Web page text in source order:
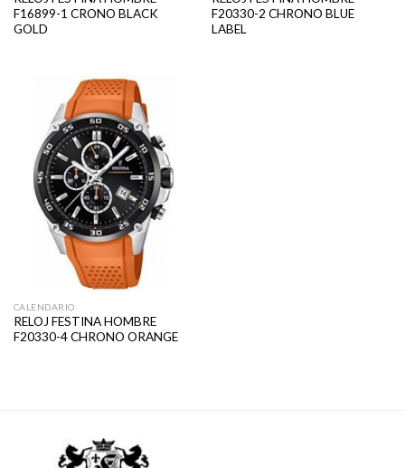
F16899-1 CRONO BLACK
GOLD
F20330-2 CHRONO BLUE
LABEL
CALENDARIO
RELOJ FESTINA HOMBRE
F20330-4 CHRONO ORANGE